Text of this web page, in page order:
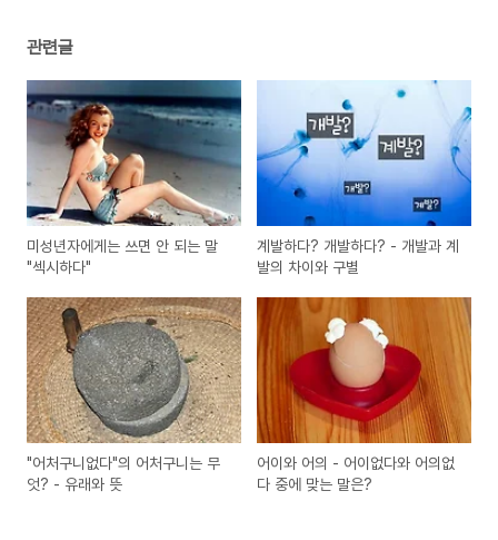
관련글
미성년자에게는 쓰면 안 되는 말
"섹시하다"
계발하다? 개발하다? - 개발과 계
발의 차이와 구별
"어처구니없다"의 어처구니는 무
엇? - 유래와 뜻
어이와 어의 - 어이없다와 어의없
다 중에 맞는 말은?